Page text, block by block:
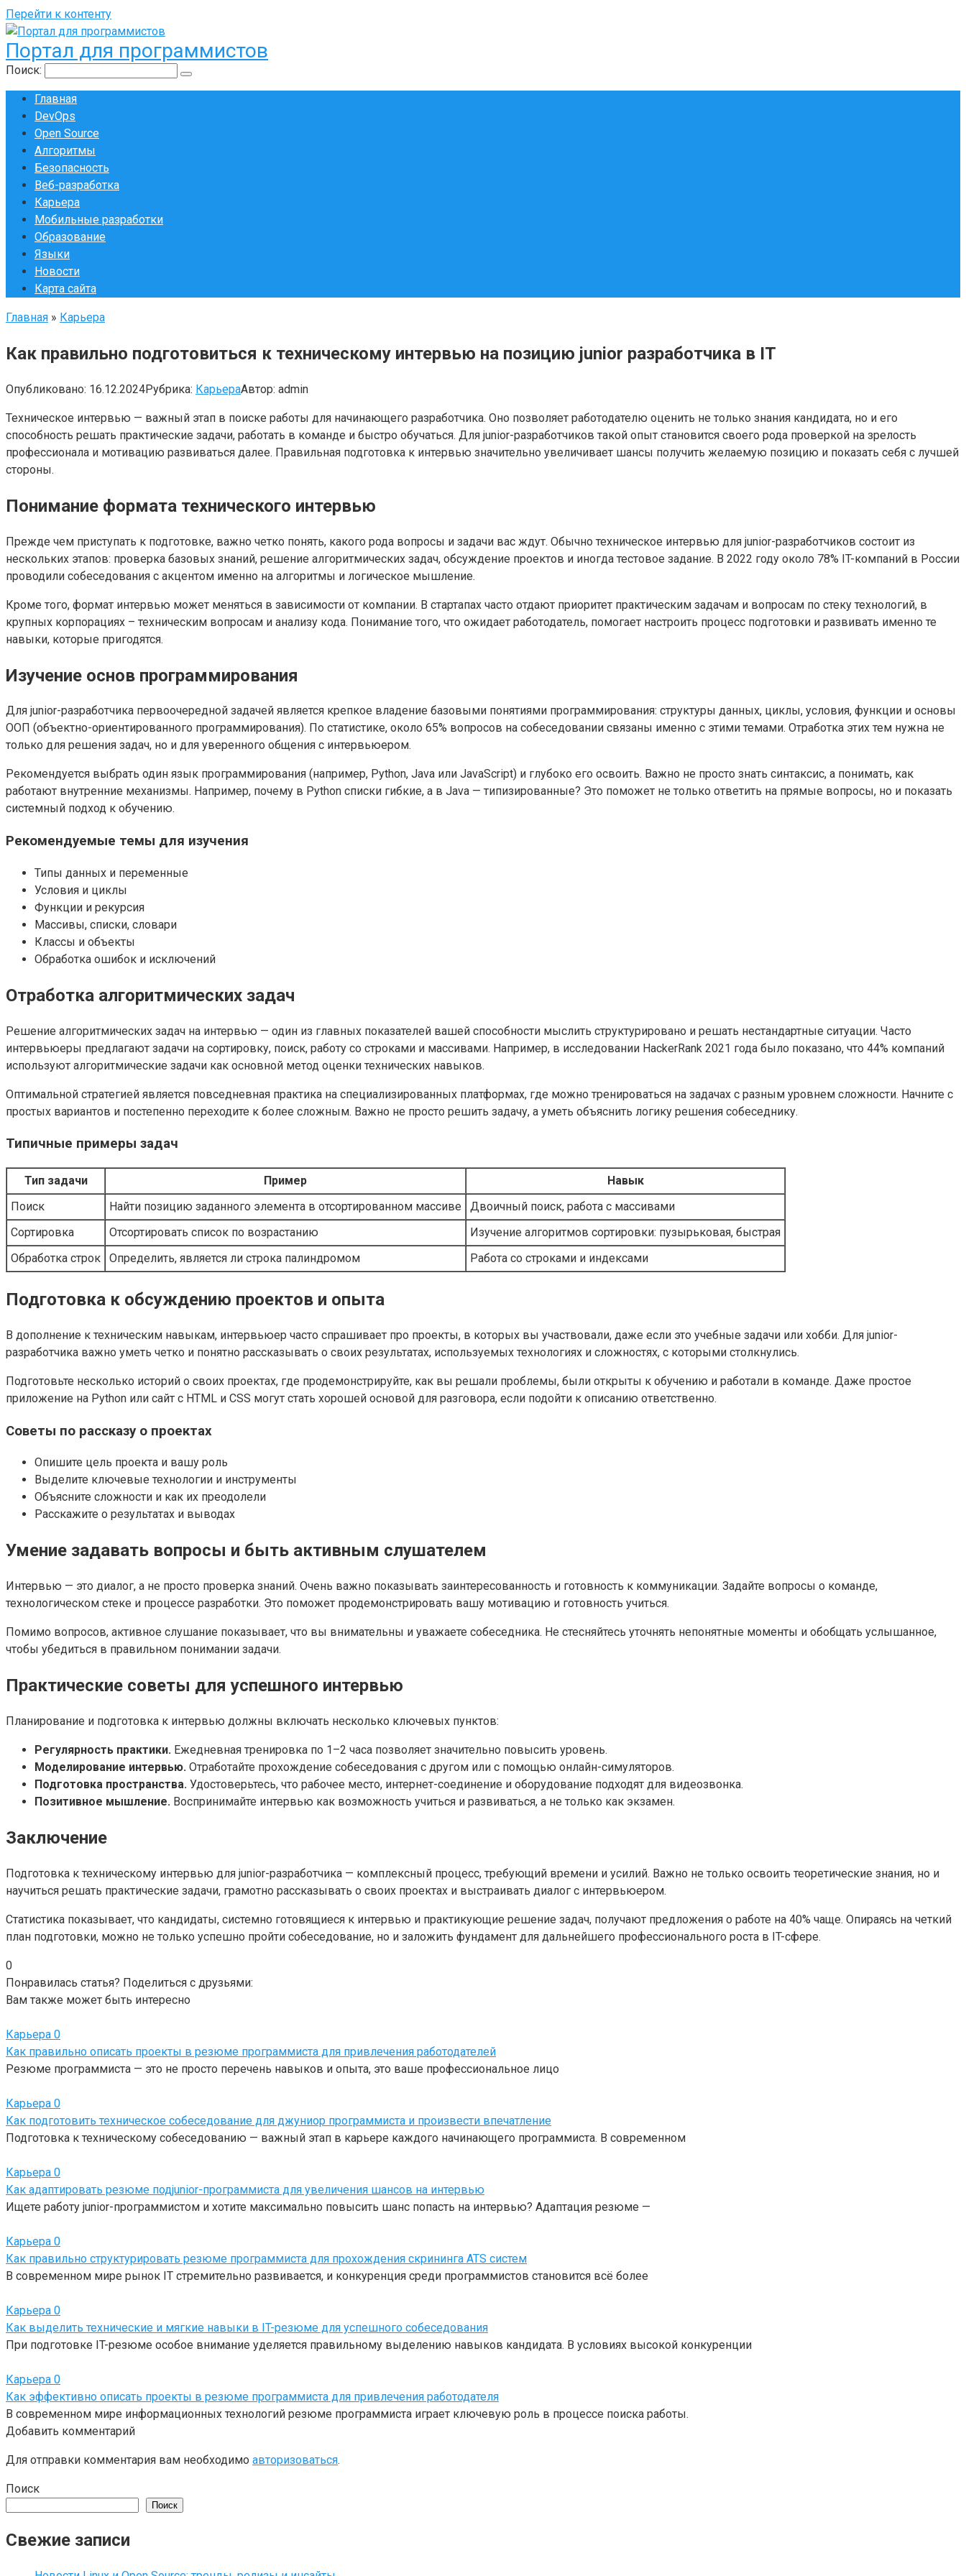
Перейти к контенту
Портал для программистов
Поиск:
Главная
DevOps
Open Source
Алгоритмы
Безопасность
Веб-разработка
Карьера
Мобильные разработки
Образование
Языки
Новости
Карта сайта
Главная » Карьера
Как правильно подготовиться к техническому интервью на позицию junior разработчика в IT
Опубликовано: 16.12.2024Рубрика: КарьераАвтор: admin
Техническое интервью — важный этап в поиске работы для начинающего разработчика. Оно позволяет работодателю оценить не только знания кандидата, но и его
способность решать практические задачи, работать в команде и быстро обучаться. Для junior-разработчиков такой опыт становится своего рода проверкой на зрелость
профессионала и мотивацию развиваться далее. Правильная подготовка к интервью значительно увеличивает шансы получить желаемую позицию и показать себя с лучшей
стороны.
Понимание формата технического интервью
Прежде чем приступать к подготовке, важно четко понять, какого рода вопросы и задачи вас ждут. Обычно техническое интервью для junior-разработчиков состоит из
нескольких этапов: проверка базовых знаний, решение алгоритмических задач, обсуждение проектов и иногда тестовое задание. В 2022 году около 78% IT-компаний в России
проводили собеседования с акцентом именно на алгоритмы и логическое мышление.
Кроме того, формат интервью может меняться в зависимости от компании. В стартапах часто отдают приоритет практическим задачам и вопросам по стеку технологий, в
крупных корпорациях – техническим вопросам и анализу кода. Понимание того, что ожидает работодатель, помогает настроить процесс подготовки и развивать именно те
навыки, которые пригодятся.
Изучение основ программирования
Для junior-разработчика первоочередной задачей является крепкое владение базовыми понятиями программирования: структуры данных, циклы, условия, функции и основы
ООП (объектно-ориентированного программирования). По статистике, около 65% вопросов на собеседовании связаны именно с этими темами. Отработка этих тем нужна не
только для решения задач, но и для уверенного общения с интервьюером.
Рекомендуется выбрать один язык программирования (например, Python, Java или JavaScript) и глубоко его освоить. Важно не просто знать синтаксис, а понимать, как
работают внутренние механизмы. Например, почему в Python списки гибкие, а в Java — типизированные? Это поможет не только ответить на прямые вопросы, но и показать
системный подход к обучению.
Рекомендуемые темы для изучения
Типы данных и переменные
Условия и циклы
Функции и рекурсия
Массивы, списки, словари
Классы и объекты
Обработка ошибок и исключений
Отработка алгоритмических задач
Решение алгоритмических задач на интервью — один из главных показателей вашей способности мыслить структурировано и решать нестандартные ситуации. Часто
интервьюеры предлагают задачи на сортировку, поиск, работу со строками и массивами. Например, в исследовании HackerRank 2021 года было показано, что 44% компаний
используют алгоритмические задачи как основной метод оценки технических навыков.
Оптимальной стратегией является повседневная практика на специализированных платформах, где можно тренироваться на задачах с разным уровнем сложности. Начните с
простых вариантов и постепенно переходите к более сложным. Важно не просто решить задачу, а уметь объяснить логику решения собеседнику.
Типичные примеры задач
Тип задачи Пример
Навык
Поиск
Найти позицию заданного элемента в отсортированном массиве
Двоичный поиск, работа с массивами
Сортировка
Отсортировать список по возрастанию
Изучение алгоритмов сортировки: пузырьковая, быстрая
Обработка строк
Определить, является ли строка палиндромом Работа со строками и индексами
Подготовка к обсуждению проектов и опыта
В дополнение к техническим навыкам, интервьюер часто спрашивает про проекты, в которых вы участвовали, даже если это учебные задачи или хобби. Для junior-
разработчика важно уметь четко и понятно рассказывать о своих результатах, используемых технологиях и сложностях, с которыми столкнулись.
Подготовьте несколько историй о своих проектах, где продемонстрируйте, как вы решали проблемы, были открыты к обучению и работали в команде. Даже простое
приложение на Python или сайт с HTML и CSS могут стать хорошей основой для разговора, если подойти к описанию ответственно.
Советы по рассказу о проектах
Опишите цель проекта и вашу роль
Выделите ключевые технологии и инструменты
Объясните сложности и как их преодолели
Расскажите о результатах и выводах
Умение задавать вопросы и быть активным слушателем
Интервью — это диалог, а не просто проверка знаний. Очень важно показывать заинтересованность и готовность к коммуникации. Задайте вопросы о команде,
технологическом стеке и процессе разработки. Это поможет продемонстрировать вашу мотивацию и готовность учиться.
Помимо вопросов, активное слушание показывает, что вы внимательны и уважаете собеседника. Не стесняйтесь уточнять непонятные моменты и обобщать услышанное,
чтобы убедиться в правильном понимании задачи.
Практические советы для успешного интервью
Планирование и подготовка к интервью должны включать несколько ключевых пунктов:
Регулярность практики. Ежедневная тренировка по 1–2 часа позволяет значительно повысить уровень.
Моделирование интервью. Отработайте прохождение собеседования с другом или с помощью онлайн-симуляторов.
Подготовка пространства. Удостоверьтесь, что рабочее место, интернет-соединение и оборудование подходят для видеозвонка.
Позитивное мышление. Воспринимайте интервью как возможность учиться и развиваться, а не только как экзамен.
Заключение
Подготовка к техническому интервью для junior-разработчика — комплексный процесс, требующий времени и усилий. Важно не только освоить теоретические знания, но и
научиться решать практические задачи, грамотно рассказывать о своих проектах и выстраивать диалог с интервьюером.
Статистика показывает, что кандидаты, системно готовящиеся к интервью и практикующие решение задач, получают предложения о работе на 40% чаще. Опираясь на четкий
план подготовки, можно не только успешно пройти собеседование, но и заложить фундамент для дальнейшего профессионального роста в IT-сфере.
0
Понравилась статья? Поделиться с друзьями:
Вам также может быть интересно
Карьера 0
Как правильно описать проекты в резюме программиста для привлечения работодателей
Резюме программиста — это не просто перечень навыков и опыта, это ваше профессиональное лицо
Карьера 0
Как подготовить техническое собеседование для джуниор программиста и произвести впечатление
Подготовка к техническому собеседованию — важный этап в карьере каждого начинающего программиста. В современном
Карьера 0
Как адаптировать резюме подjunior-программиста для увеличения шансов на интервью
Ищете работу junior-программистом и хотите максимально повысить шанс попасть на интервью? Адаптация резюме —
Карьера 0
Как правильно структурировать резюме программиста для прохождения скрининга ATS систем
В современном мире рынок IT стремительно развивается, и конкуренция среди программистов становится всё более
Карьера 0
Как выделить технические и мягкие навыки в IT-резюме для успешного собеседования
При подготовке IT-резюме особое внимание уделяется правильному выделению навыков кандидата. В условиях высокой конкуренции
Карьера 0
Как эффективно описать проекты в резюме программиста для привлечения работодателя
В современном мире информационных технологий резюме программиста играет ключевую роль в процессе поиска работы.
Добавить комментарий
Для отправки комментария вам необходимо авторизоваться.
Поиск
Поиск
Свежие записи